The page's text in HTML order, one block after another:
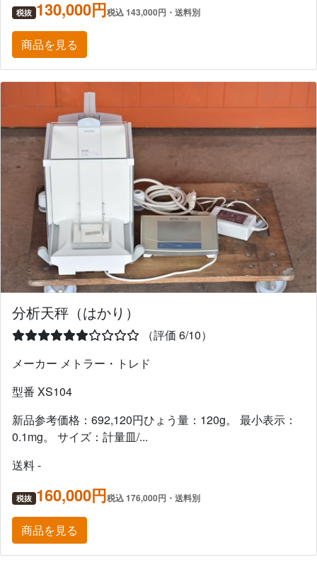
税抜 130,000円税込 143,000円・送料別
商品を見る
分析天秤（はかり）
（評価 6/10）
メーカー メトラー・トレド
型番 XS104
新品参考価格：692,120円ひょう量：120g。 最小表示：
0.1mg。 サイズ：計量皿/...
送料 -
税抜 160,000円税込 176,000円・送料別
商品を見る